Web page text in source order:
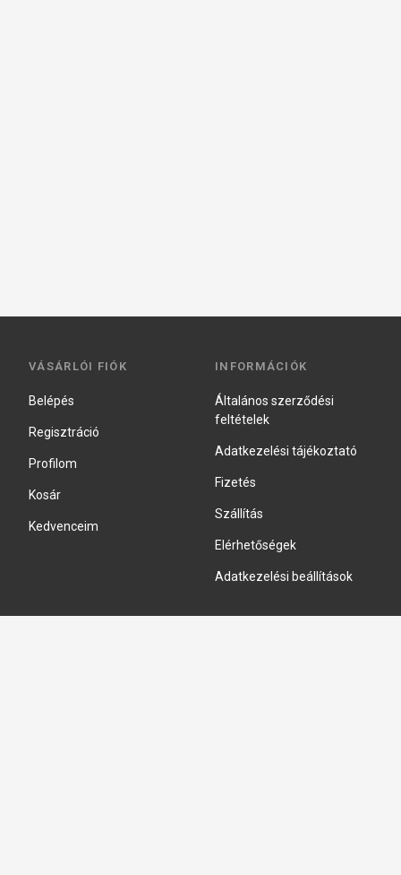
VÁSÁRLÓI FIÓK
Belépés
Regisztráció
Profilom
Kosár
Kedvenceim
INFORMÁCIÓK
Általános szerződési
feltételek
Adatkezelési tájékoztató
Fizetés
Szállítás
Elérhetőségek
Adatkezelési beállítások